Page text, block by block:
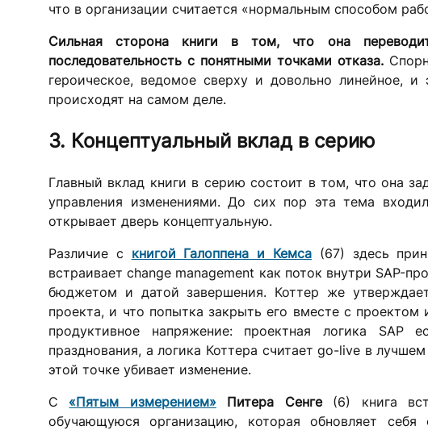
что в организации считается «нормальным способом
Сильная сторона книги в том, что она
последовательность с понятными точками отказа.
героическое, ведомое сверху и довольно линейное,
происходят на самом деле.
3. Концептуальный вклад в серию
Главный вклад книги в серию состоит в том, что она
управления изменениями. До сих пор эта тема
открывает дверь концептуальную.
Различие с книгой Галоппена и Кемса(67) здесь
встраивает change management как поток внутри SAP-
бюджетом и датой завершения. Коттер же
проекта, и что попытка закрыть его вместе с
продуктивное напряжение: проектная логика
празднования, а логика Коттера считает go-live в
этой точке убивает изменение.
С «Пятым измерением» Питера Сенге(6) книга
обучающуюся организацию, которая обновляет